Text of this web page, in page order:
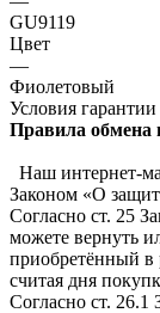
GU9119
Цвет
—
Фиолетовый
Условия гарантии
Правила обмена
Наш интернет-
Законом «О
Согласно ст. 25
можете вернуть
приобретённый в
считая дня
Согласно ст. 26.1